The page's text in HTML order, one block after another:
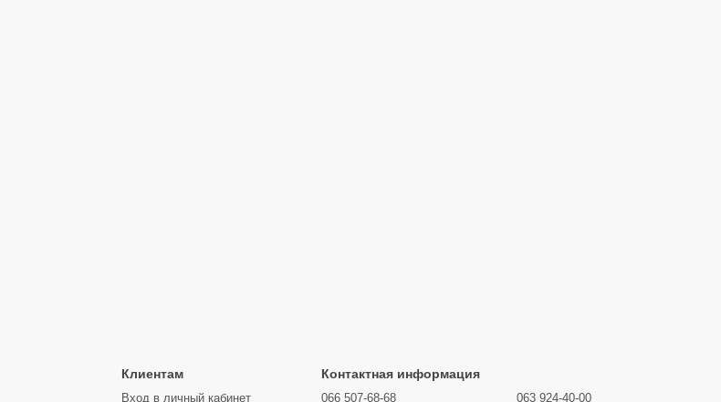
Клиентам
Вход в личный кабинет
Контактная информация
066 507-68-68 063 924-40-00